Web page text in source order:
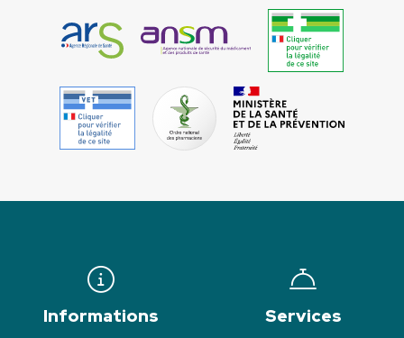
Informations Services